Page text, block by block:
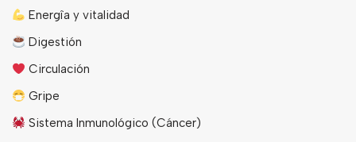
Energîa y vitalidad
Digestión
Circulación
Gripe
Sistema Inmunológico (Cáncer)